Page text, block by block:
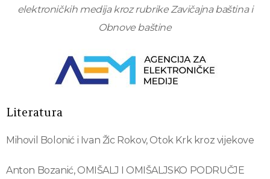
elektroničkih medija kroz rubrike Zavičajna baština i
Obnove baštine
Literatura
Mihovil Bolonić i Ivan Žic Rokov, Otok Krk kroz vijekove
Anton Bozanić, OMIŠALJ I OMIŠALJSKO PODRUČJE